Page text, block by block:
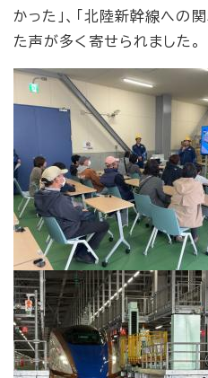
かった」、「北陸新幹線への
た声が多く寄せられました。